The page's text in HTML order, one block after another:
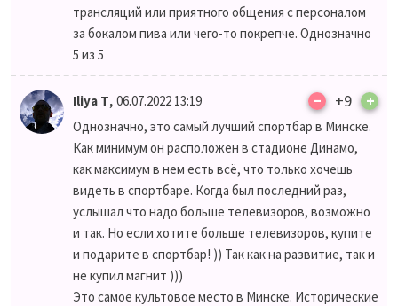
трансляций или приятного общения с персоналом
за бокалом пива или чего-то покрепче. Однозначно
5 из 5
Iliya T, 06.07.2022 13:19 – +9 +
Однозначно, это самый лучший спортбар в Минске.
Как минимум он расположен в стадионе Динамо,
как максимум в нем есть всё, что только хочешь
видеть в спортбаре. Когда был последний раз,
услышал что надо больше телевизоров, возможно
и так. Но если хотите больше телевизоров, купите
и подарите в спортбар! )) Так как на развитие, так и
не купил магнит )))
Это самое культовое место в Минске. Исторические